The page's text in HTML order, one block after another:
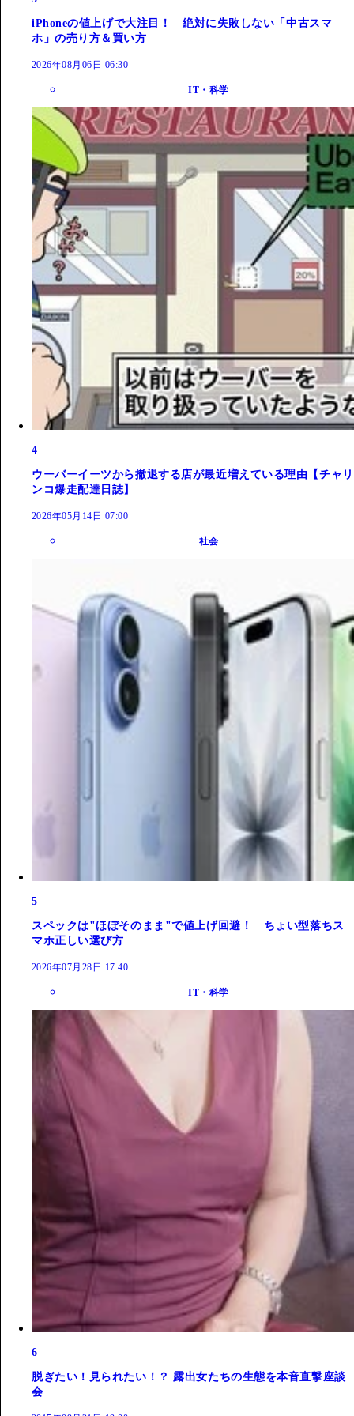
iPhoneの値上げで大注目！ 絶対に失敗しない「中古スマ
ホ」の売り方＆買い方
2026年08月06日 06:30
IT・科学
4
ウーバーイーツから撤退する店が最近増えている理由【チャリ
ンコ爆走配達日誌】
2026年05月14日 07:00
社会
5
スペックは"ほぼそのまま"で値上げ回避！ ちょい型落ちス
マホ正しい選び方
2026年07月28日 17:40
IT・科学
6
脱ぎたい！見られたい！？ 露出女たちの生態を本音直撃座談
会